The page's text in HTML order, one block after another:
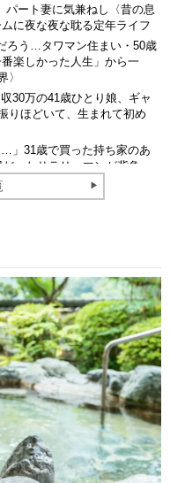
パート妻に気兼ねし〈昔の息
に夜な夜な耽る定年ライフ
ろう…タワマン住まい・50歳
楽しかった人生」から一
〉
30万の41歳ひとり娘、ギャ
りほどいて、生まれて初め
…」31歳で買った持ち家のあ
ったサラリーマンが背負っ
【FPが解説】